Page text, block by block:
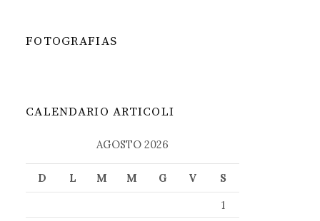
FOTOGRAFIAS
CALENDARIO ARTICOLI
AGOSTO 2026
D L M M G V
S
1